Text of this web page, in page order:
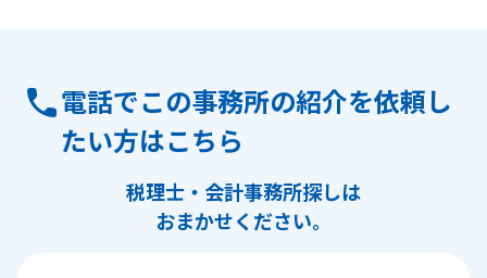
電話でこの事務所の紹介を依頼し
たい方はこちら
税理士・会計事務所探しは
おまかせください。